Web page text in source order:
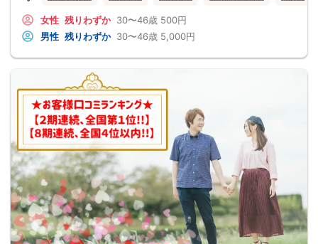
女性 残りわずか 30〜46歳 500円
男性 残りわずか 30〜46歳 5,000円